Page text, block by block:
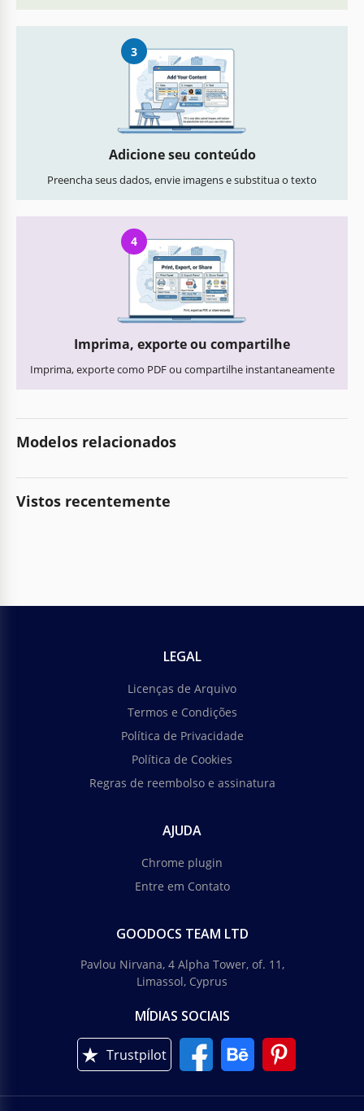
3
Adicione seu conteúdo
Preencha seus dados, envie imagens e substitua o texto
4
Imprima, exporte ou compartilhe
Imprima, exporte como PDF ou compartilhe instantaneamente
Modelos relacionados
Vistos recentemente
LEGAL
Licenças de Arquivo
Termos e Condições
Política de Privacidade
Política de Cookies
Regras de reembolso e assinatura
AJUDA
Chrome plugin
Entre em Contato
GOODOCS TEAM LTD
Pavlou Nirvana, 4 Alpha Tower, of. 11,
Limassol, Cyprus
MÍDIAS SOCIAIS
Trustpilot